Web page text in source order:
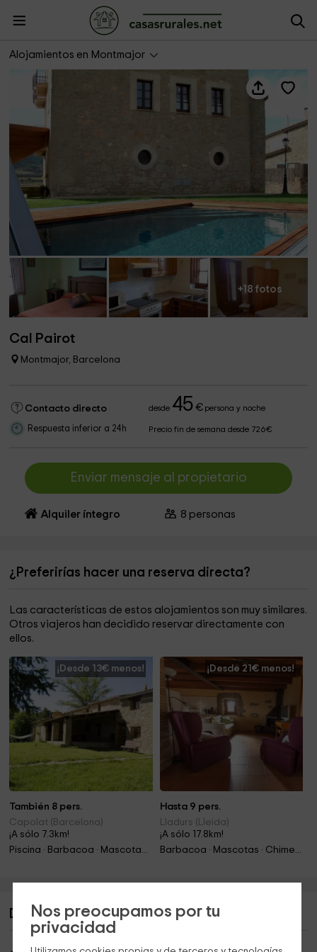
Nos preocupamos por tu
privacidad
Alojamientos en Montmajor
+18 fotos
Cal Pairot
Montmajor, Barcelona
Contacto directo desde 45 €persona y noche
Respuesta inferior a 24h Precio fin de semana desde 726€
Enviar mensaje al propietario
Alquiler íntegro 8 personas
¿Preferirías hacer una reserva directa?
Las características de estos alojamientos son muy similares.
Otros viajeros han decidido reservar directamente con
ellos.
¡Desde 13€ menos!
También 8 pers.
Capolat (Barcelona)
¡A sólo 7.3km!
Piscina · Barbacoa · Mascotas · Chimenea · Jacuzzi
¡Desde 21€ menos!
Hasta 9 pers.
Lladurs (Lleida)
¡A sólo 17.8km!
Barbacoa · Mascotas · Chimenea
Descripción de Cal Pairot